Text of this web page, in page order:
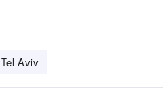
Tel Aviv